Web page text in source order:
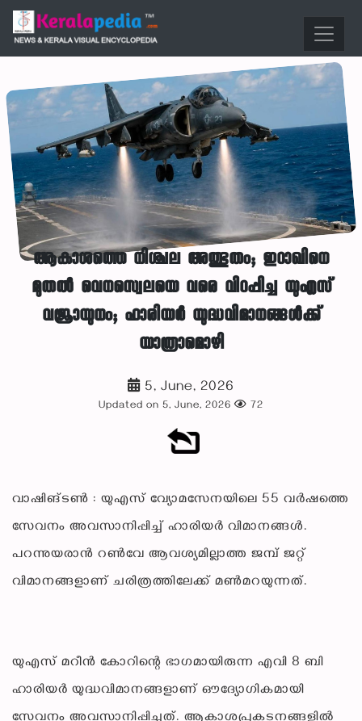
ആകാശത്തെ നിശ്ചല അത്ഭുതം; ഇറാഖിനെ
മുതല്‍ വെനസ്വെലയെ വരെ വിറപ്പിച്ച യുഎസ്
വജ്രായുധം; ഹാരിയര്‍ യുദ്ധവിമാനങ്ങള്‍ക്ക്
യാത്രാമൊഴി
5, June, 2026
Updated on 5, June, 2026 72
വാഷിങ്ടണ്‍ : യുഎസ് വ്യോമസേനയിലെ 55 വര്‍ഷത്തെ
സേവനം അവസാനിപ്പിച്ച് ഹാരിയര്‍ വിമാനങ്ങള്‍.
പറന്നുയരാന്‍ റണ്‍വേ ആവശ്യമില്ലാത്ത ജമ്പ് ജറ്റ്
വിമാനങ്ങളാണ് ചരിത്രത്തിലേക്ക് മണ്‍മറയുന്നത്.
യുഎസ് മറീന്‍ കോറിന്റെ ഭാഗമായിരുന്ന എവി 8 ബി
ഹാരിയര്‍ യുദ്ധവിമാനങ്ങളാണ് ഔദ്യോഗികമായി